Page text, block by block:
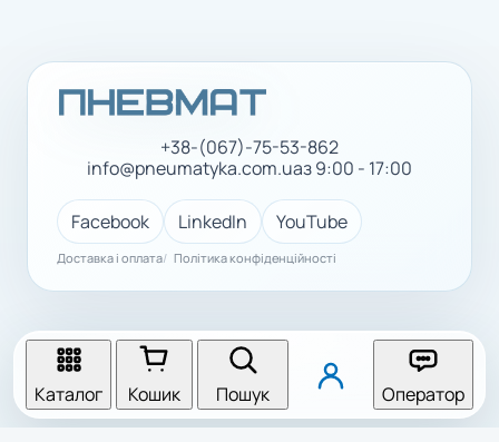
+38-(067)-75-53-862
info@pneumatyka.com.uaз 9:00 - 17:00
Facebook LinkedIn YouTube
Доставка і оплата Політика конфіденційності
Каталог Кошик Пошук Оператор